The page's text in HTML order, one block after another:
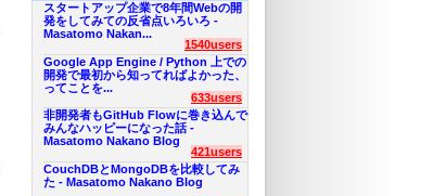
スタートアップ企業で8年間Webの開
発をしてみての反省点いろいろ -
Masatomo Nakan...
1540users
Google App Engine / Python 上での
開発で最初から知ってればよかった、
ってことを...
633users
非開発者もGitHub Flowに巻き込んで
みんなハッピーになった話 -
Masatomo Nakano Blog
421users
CouchDBとMongoDBを比較してみ
た - Masatomo Nakano Blog